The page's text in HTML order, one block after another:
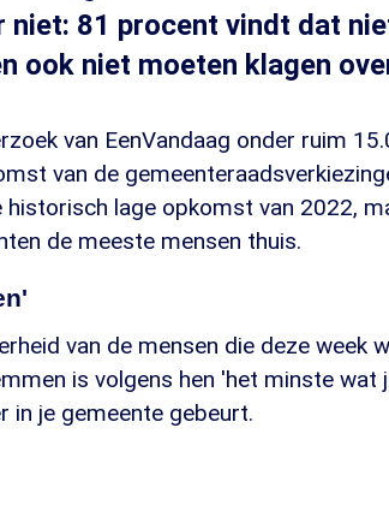
niet: 81 procent vindt dat
ook niet moeten klagen
van EenVandaag onder ruim
van de
historisch lage opkomst van 2022,
de meeste mensen thuis.
van de mensen die deze week
is volgens hen 'het minste wat
in je gemeente gebeurt.